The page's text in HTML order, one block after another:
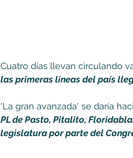
Cuatro días llevan circulando
las primeras líneas del país
'La gran avanzada' se daría
PL de Pasto, Pitalito,
legislatura por parte del